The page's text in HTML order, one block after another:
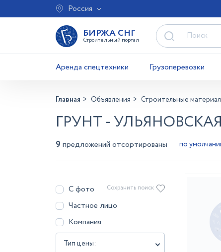
Россия
БИРЖА СНГ
Строительный портал
Аренда спецтехники Грузоперевозки
Главная Объявления Строительные
ГРУНТ -
9 предложений отсортированы
С фото
Частное лицо
Компания
Тип цены:
Сохранить поиск